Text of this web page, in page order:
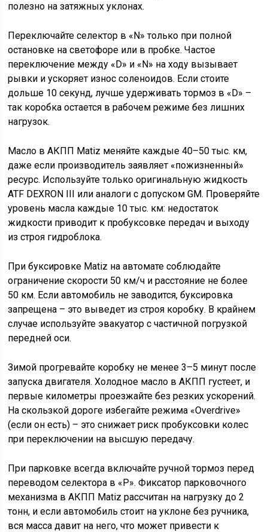
полезно на затяжных уклонах.
Переключайте селектор в «N» только при полной
остановке на светофоре или в пробке. Частое
переключение между «D» и «N» на ходу вызывает
рывки и ускоряет износ соленоидов. Если стоите
дольше 10 секунд, лучше удерживать тормоз в «D» –
так коробка остается в рабочем режиме без лишних
нагрузок.
Масло в АКПП Matiz меняйте каждые 40–50 тыс. км,
даже если производитель заявляет «пожизненный»
ресурс. Используйте только оригинальную жидкость
ATF DEXRON III или аналоги с допуском GM. Проверяйте
уровень масла каждые 10 тыс. км: недостаток
жидкости приводит к пробуксовке передач и выходу
из строя гидроблока.
При буксировке Matiz на автомате соблюдайте
ограничение скорости 50 км/ч и расстояние не более
50 км. Если автомобиль не заводится, буксировка
запрещена – это выведет из строя коробку. В крайнем
случае используйте эвакуатор с частичной погрузкой
передней оси.
Зимой прогревайте коробку не менее 3–5 минут после
запуска двигателя. Холодное масло в АКПП густеет, и
первые километры проезжайте без резких ускорений.
На скользкой дороге избегайте режима «Overdrive»
(если он есть) – это снижает риск пробуксовки колес
при переключении на высшую передачу.
При парковке всегда включайте ручной тормоз перед
переводом селектора в «P». Фиксатор парковочного
механизма в АКПП Matiz рассчитан на нагрузку до 2
тонн, и если автомобиль стоит на уклоне без ручника,
вся масса давит на него, что может привести к